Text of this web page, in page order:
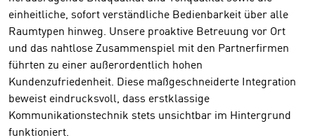
einheitliche, sofort verständliche Bedienbarkeit über alle
Raumtypen hinweg. Unsere proaktive Betreuung vor Ort
und das nahtlose Zusammenspiel mit den Partnerfirmen
führten zu einer außerordentlich hohen
Kundenzufriedenheit. Diese maßgeschneiderte Integration
beweist eindrucksvoll, dass erstklassige
Kommunikationstechnik stets unsichtbar im Hintergrund
funktioniert.